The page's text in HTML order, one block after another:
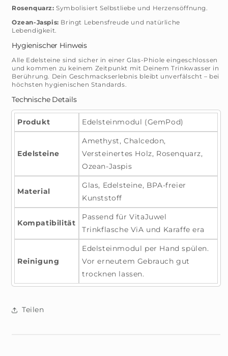
Rosenquarz: Symbolisiert Selbstliebe und Herzensöffnung.
Ozean-Jaspis: Bringt Lebensfreude und natürliche
Lebendigkeit.
Hygienischer Hinweis
Alle Edelsteine sind sicher in einer Glas-Phiole eingeschlossen
und kommen zu keinem Zeitpunkt mit Deinem Trinkwasser in
Berührung. Dein Geschmackserlebnis bleibt unverfälscht – bei
höchsten hygienischen Standards.
Technische Details
Produkt Edelsteinmodul (GemPod)
Edelsteine
Amethyst, Chalcedon,
Versteinertes Holz, Rosenquarz,
Ozean-Jaspis
Material
Glas, Edelsteine, BPA-freier
Kunststoff
Kompatibilität
Passend für VitaJuwel
Trinkflasche ViA und Karaffe era
Reinigung
Edelsteinmodul per Hand spülen.
Vor erneutem Gebrauch gut
trocknen lassen.
Teilen